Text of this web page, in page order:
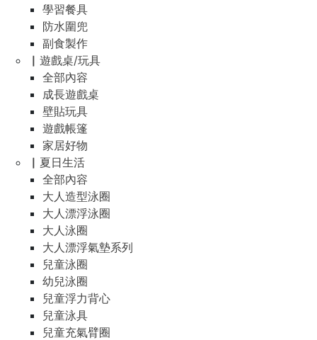
學習餐具
防水圍兜
副食製作
▏遊戲桌/玩具
全部內容
成長遊戲桌
壁貼玩具
遊戲帳篷
家居好物
▏夏日生活
全部內容
大人造型泳圈
大人漂浮泳圈
大人泳圈
大人漂浮氣墊系列
兒童泳圈
幼兒泳圈
兒童浮力背心
兒童泳具
兒童充氣臂圈